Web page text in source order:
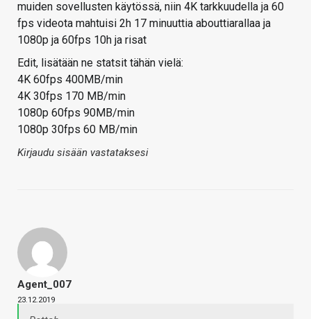
muiden sovellusten käytössä, niin 4K tarkkuudella ja 60
fps videota mahtuisi 2h 17 minuuttia abouttiarallaa ja
1080p ja 60fps 10h ja risat
Edit, lisätään ne statsit tähän vielä:
4K 60fps 400MB/min
4K 30fps 170 MB/min
1080p 60fps 90MB/min
1080p 30fps 60 MB/min
Kirjaudu sisään vastataksesi
Agent_007
23.12.2019